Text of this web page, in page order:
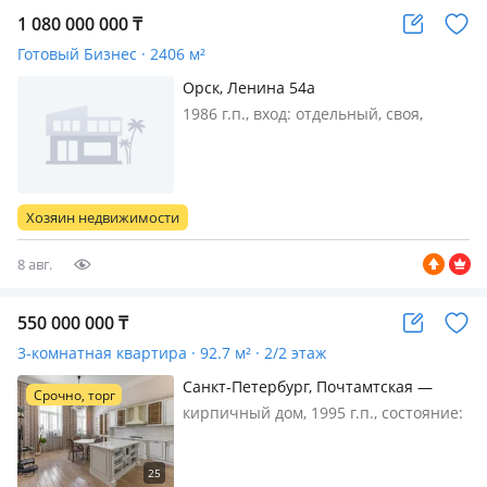
1 080 000 000₸
Готовый Бизнес · 2406 м²
Орск, Ленина 54а
1986 г.п., вход: отдельный, своя,
кадастровым номером 56:43:0201011:
778. Земля в собственности S-5.387
Хозяин недвижимости
8 авг.
550 000 000₸
3-комнатная квартира · 92.7 м² · 2/2 этаж
Срочно, торг
Санкт-Петербург, Почтамтская —
Исаакиевский собор
кирпичный дом, 1995 г.п., состояние: